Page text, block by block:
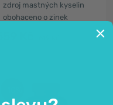
zdroj mastných kyselin
obohaceno o zinek